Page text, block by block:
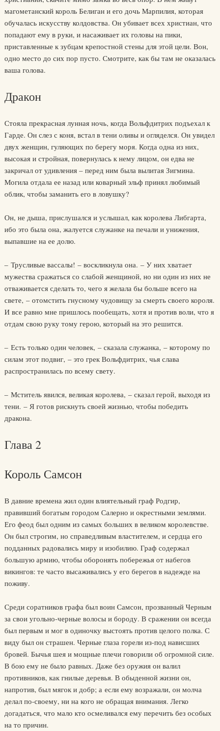
магометанский король Белиган и его дочь Марпилия, которая
обучалась искусству колдовства. Он убивает всех христиан, что
попадают ему в руки, и насаживает их головы на пики,
приставленные к зубцам крепостной стены для этой цели. Вон,
одно место до сих пор пусто. Смотрите, как бы там не оказалась
ваша голова.
Дракон
Стояла прекрасная лунная ночь, когда Вольфдитрих подъехал к
Гарде. Он слез с коня, встал в тени оливы и огляделся. Он увидел
двух женщин, гуляющих по берегу моря. Когда одна из них,
высокая и стройная, повернулась к нему лицом, он едва не
закричал от удивления – перед ним была вылитая Зигмина.
Могила отдала ее назад или коварный эльф принял любимый
облик, чтобы заманить его в ловушку?
Он, не дыша, прислушался и услышал, как королева Либгарта,
ибо это была она, жалуется служанке на печали и унижения,
выпавшие на ее долю.
– Трусливые вассалы! – воскликнула она. – У них хватает
мужества сражаться со слабой женщиной, но ни один из них не
отваживается сделать то, чего я желала бы больше всего на
свете, – отомстить гнусному чудовищу за смерть своего короля.
И все равно мне пришлось пообещать, хотя и против воли, что я
отдам свою руку тому герою, который на это решится.
– Есть только один человек, – сказала служанка, – которому по
силам этот подвиг, – это грек Вольфдитрих, чья слава
распространилась по всему свету.
– Мститель явился, великая королева, – сказал герой, выходя из
тени. – Я готов рискнуть своей жизнью, чтобы победить
дракона.
Глава 2
Король Самсон
В давние времена жил один влиятельный граф Родгир,
правивший богатым городом Салерно и окрестными землями.
Его феод был одним из самых больших в великом королевстве.
Он был строгим, но справедливым властителем, и сердца его
подданных радовались миру и изобилию. Граф содержал
большую армию, чтобы оборонять побережья от набегов
викингов: те часто высаживались у его берегов в надежде на
поживу.
Среди соратников графа был воин Самсон, прозванный Черным
за свои угольно-черные волосы и бороду. В сражении он всегда
был первым и мог в одиночку выстоять против целого полка. С
виду был он страшен. Черные глаза горели из-под нависших
бровей. Бычья шея и мощные плечи говорили об огромной силе.
В бою ему не было равных. Даже без оружия он валил
противников, как гнилые деревья. В обыденной жизни он,
напротив, был мягок и добр; а если ему возражали, он молча
делал по-своему, ни на кого не обращая внимания. Легко
догадаться, что мало кто осмеливался ему перечить без особых
на то причин.